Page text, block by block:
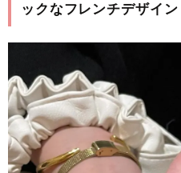
ックなフレンチデザイン